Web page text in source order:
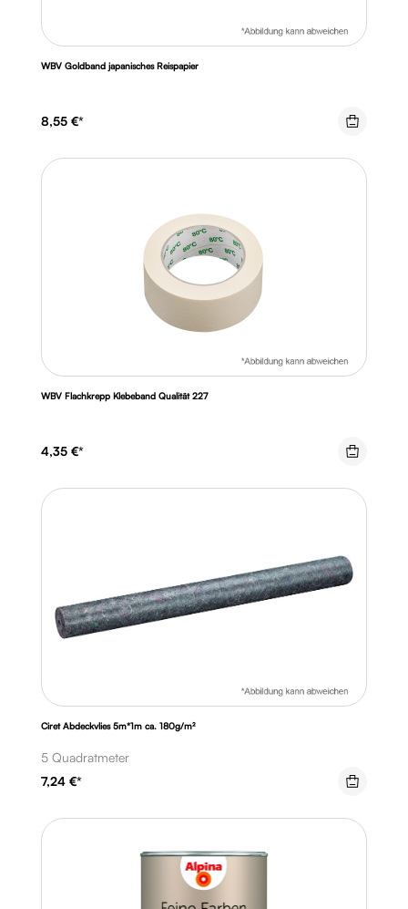
WBV Goldband japanisches Reispapier
8,55 €*
WBV Flachkrepp Klebeband Qualität 227
4,35 €*
Ciret Abdeckvlies 5m*1m ca. 180g/m²
5 Quadratmeter
7,24 €*